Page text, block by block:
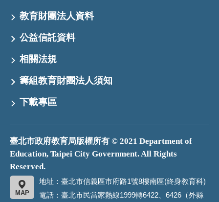
教育財團法人資料
公益信託資料
相關法規
籌組教育財團法人須知
下載專區
臺北市政府教育局版權所有 © 2021 Department of
Education, Taipei City Government. All Rights
Reserved.
地址：臺北市信義區市府路1號8樓南區(終身教育科)
MAP
電話：臺北市民當家熱線1999轉6422、6426（外縣